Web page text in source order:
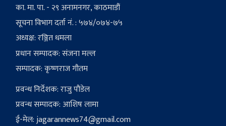
का. मा. पा. - २९ अनामनगर, काठमाडौं
सूचना विभाग दर्ता नं. : ५७४/०७४-७५
अध्यक्ष: रञ्जित धमला
प्रधान सम्पादक: संजना मल्ल
सम्पादक: कृष्णराज गौतम
प्रवन्ध निर्देशक: राजु पौडेल
प्रवन्ध सम्पादक: आशिष लामा
ई-मेल:jagarannews74@gmail.com